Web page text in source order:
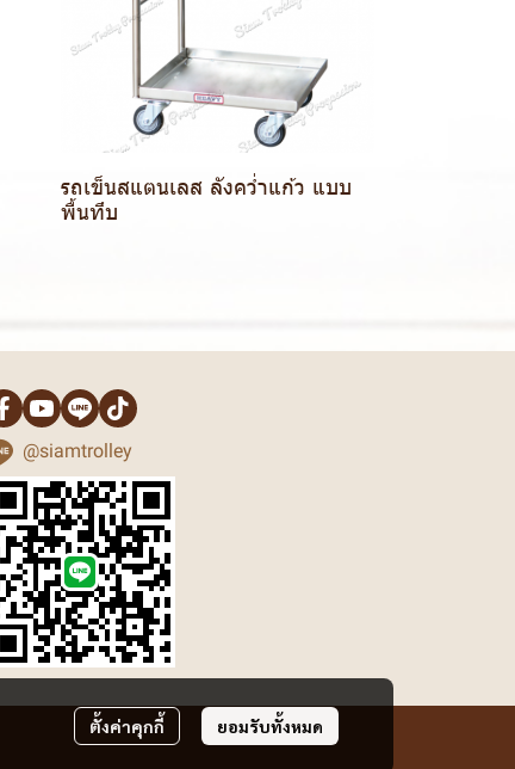
รถเข็นสแตนเลส ลังคว่ำแก้ว แบบ
พื้นทึบ
ตั้งค่าคุกกี้ ยอมรับทั้งหมด
@siamtrolley